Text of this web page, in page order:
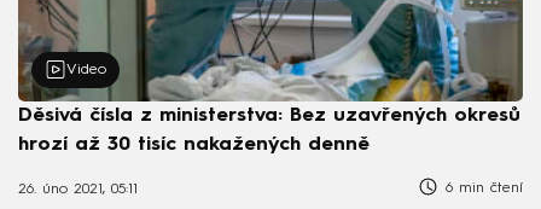
Video
Děsivá čísla z ministerstva: Bez uzavřených okresů
hrozí až 30 tisíc nakažených denně
26. úno 2021, 05:11 6 min čtení